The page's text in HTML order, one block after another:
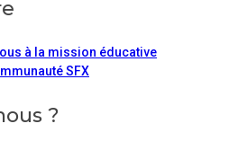
à la mission éducative
SFX
?